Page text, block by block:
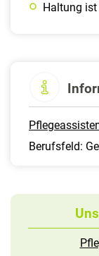
Haltung
Berufsfeld: